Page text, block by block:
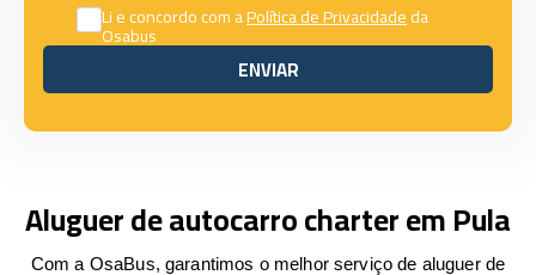
Li e concordo com aPolítica de Privacidadeda
Osabus
ENVIAR
ENVIAR
Aluguer de autocarro charter em Pula
Com a OsaBus, garantimos o melhor serviço de aluguer de